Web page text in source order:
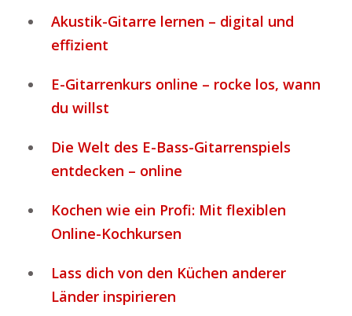
Akustik-Gitarre lernen – digital und
effizient
E-Gitarrenkurs online – rocke los, wann
du willst
Die Welt des E-Bass-Gitarrenspiels
entdecken – online
Kochen wie ein Profi: Mit flexiblen
Online-Kochkursen
Lass dich von den Küchen anderer
Länder inspirieren